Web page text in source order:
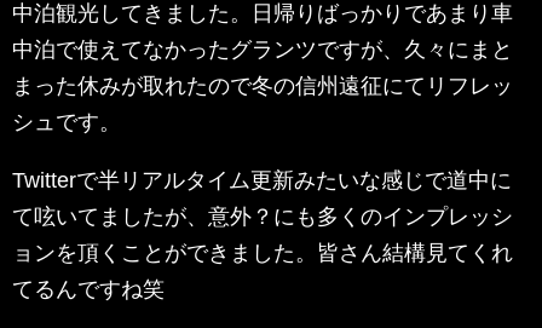
中泊観光してきました。日帰りばっかりであまり車
中泊で使えてなかったグランツですが、久々にまと
まった休みが取れたので冬の信州遠征にてリフレッ
シュです。
Twitterで半リアルタイム更新みたいな感じで道中に
て呟いてましたが、意外？にも多くのインプレッシ
ョンを頂くことができました。皆さん結構見てくれ
てるんですね笑